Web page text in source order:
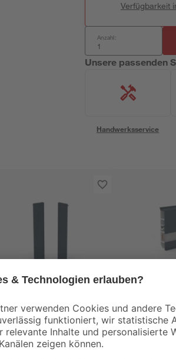
Verfügbarkeit
Anzahl:
Unsere passenden
Handwerksservice
Doellken
Endkappen für LED
Sockelleiste 'Cubica
LS 80' anthrazit, 2
Doellken
Deckprofil
80' Light